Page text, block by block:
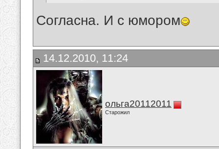
Согласна. И с юмором
14.12.2010, 11:24
ольга20112011
Старожил